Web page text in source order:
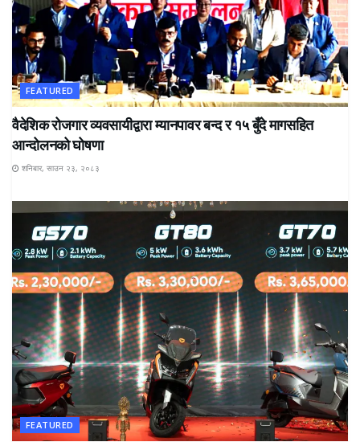
FEATURED
वैदेशिक रोजगार व्यवसायीद्वारा म्यानपावर बन्द र १५ बुँदे मागसहित
आन्दोलनको घोषणा
शनिबार, साउन २३, २०८३
FEATURED